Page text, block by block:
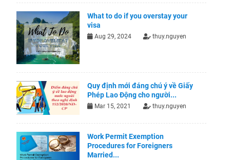
What to do if you overstay your
visa
Aug 29, 2024 thuy.nguyen
Quy định mới đáng chú ý về Giấy
Phép Lao Động cho người...
Mar 15, 2021 thuy.nguyen
Work Permit Exemption
Procedures for Foreigners
Married...